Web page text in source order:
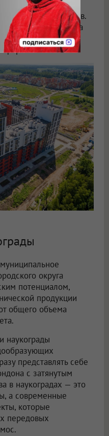
а всего их,
населенных пунктов.
давно вышла
и успешно
форматах.
округа
потенциалом,
продукции
общего объема
наукограды
представлять себе
с затянутым
в наукоградах — это
а современные
которые
передовых